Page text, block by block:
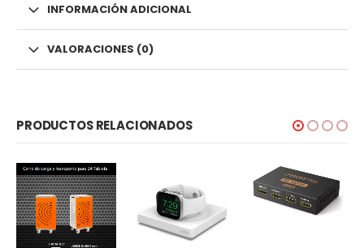
INFORMACIÓN ADICIONAL
VALORACIONES (0)
PRODUCTOS RELACIONADOS